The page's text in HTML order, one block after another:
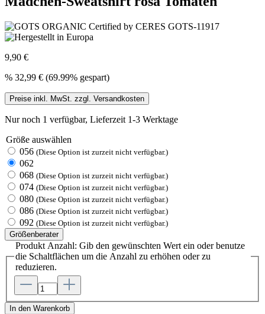
9,90 €
% 32,99 € (69.99% gespart)
Preise inkl. MwSt. zzgl. Versandkosten
Nur noch 1 verfügbar, Lieferzeit 1-3 Werktage
Größe auswählen
056 (Diese Option ist zurzeit nicht verfügbar.)
062
068 (Diese Option ist zurzeit nicht verfügbar.)
074 (Diese Option ist zurzeit nicht verfügbar.)
080 (Diese Option ist zurzeit nicht verfügbar.)
086 (Diese Option ist zurzeit nicht verfügbar.)
092 (Diese Option ist zurzeit nicht verfügbar.)
Größenberater
Produkt Anzahl: Gib den gewünschten Wert ein oder benutze
die Schaltflächen um die Anzahl zu erhöhen oder zu
reduzieren.
In den Warenkorb